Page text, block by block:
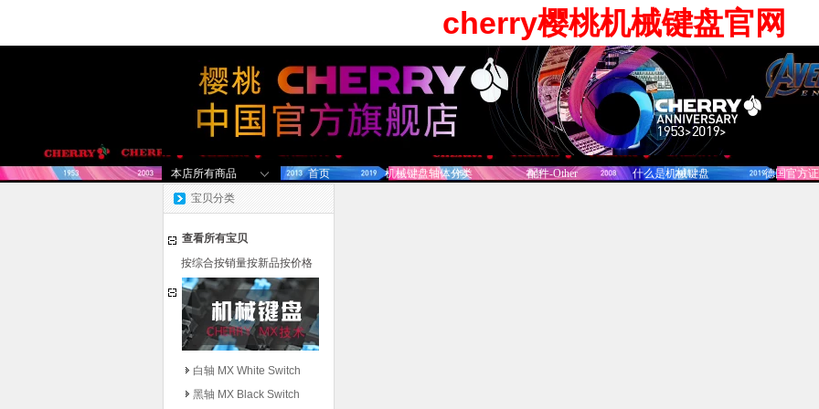
cherry樱桃机械键盘官网
本店所有商品 首页 机械键盘轴体分类 配件-Other 什么是机械键盘
德国官方
宝贝分类
查看所有宝贝
按综合按销量按新品按价格
白轴 MX White Switch
黑轴 MX Black Switch